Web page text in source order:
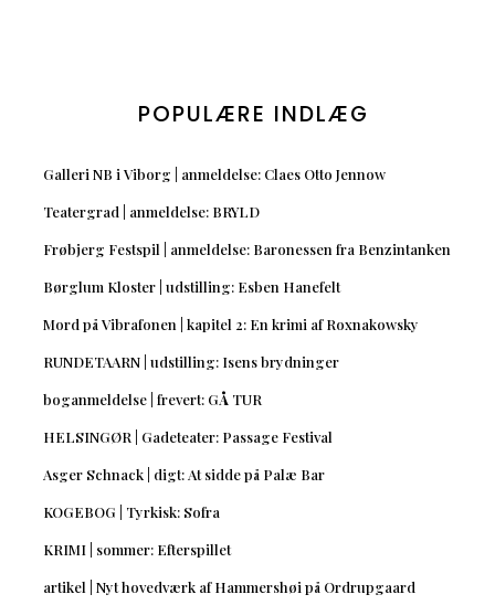
POPULÆRE INDLÆG
Galleri NB i Viborg | anmeldelse: Claes Otto Jennow
Teatergrad | anmeldelse: BRYLD
Frøbjerg Festspil | anmeldelse: Baronessen fra Benzintanken
Børglum Kloster | udstilling: Esben Hanefelt
Mord på Vibrafonen | kapitel 2: En krimi af Roxnakowsky
RUNDETAARN | udstilling: Isens brydninger
boganmeldelse | frevert: GÅ TUR
HELSINGØR | Gadeteater: Passage Festival
Asger Schnack | digt: At sidde på Palæ Bar
KOGEBOG | Tyrkisk: Sofra
KRIMI | sommer: Efterspillet
artikel | Nyt hovedværk af Hammershøi på Ordrupgaard